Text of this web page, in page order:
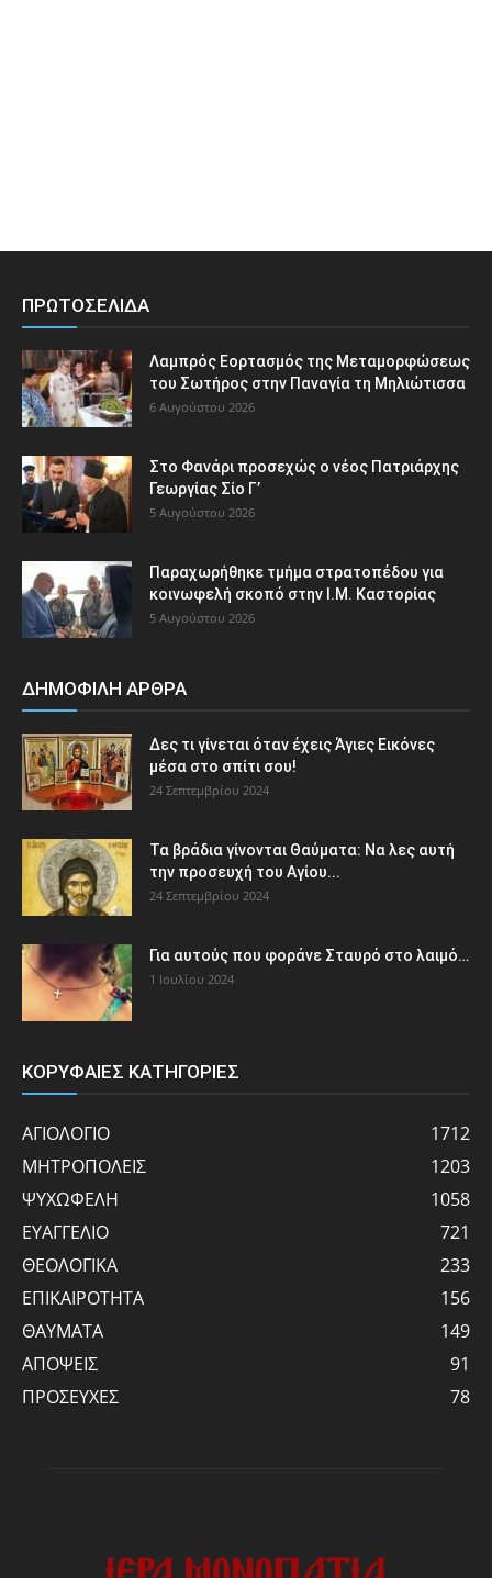
ΠΡΩΤΟΣΕΛΙΔΑ
Λαμπρός Εορτασμός της Μεταμορφώσεως
του Σωτήρος στην Παναγία τη Μηλιώτισσα
6 Αυγούστου 2026
Στο Φανάρι προσεχώς ο νέος Πατριάρχης
Γεωργίας Σίο Γ’
5 Αυγούστου 2026
Παραχωρήθηκε τμήμα στρατοπέδου για
κοινωφελή σκοπό στην Ι.Μ. Καστορίας
5 Αυγούστου 2026
ΔΗΜΟΦΙΛΗ ΑΡΘΡΑ
Δες τι γίνεται όταν έχεις Άγιες Εικόνες
μέσα στο σπίτι σου!
24 Σεπτεμβρίου 2024
Τα βράδια γίνονται Θαύματα: Να λες αυτή
την προσευχή του Αγίου...
24 Σεπτεμβρίου 2024
Για αυτούς που φοράνε Σταυρό στο λαιμό…
1 Ιουλίου 2024
ΚΟΡΥΦΑΙΕΣ ΚΑΤΗΓΟΡΙΕΣ
ΑΓΙΟΛΟΓΙΟ
1712
ΜΗΤΡΟΠΟΛΕΙΣ
1203
ΨΥΧΩΦΕΛΗ
1058
ΕΥΑΓΓΕΛΙΟ
721
ΘΕΟΛΟΓΙΚΑ
233
ΕΠΙΚΑΙΡΟΤΗΤΑ
156
ΘΑΥΜΑΤΑ
149
ΑΠΟΨΕΙΣ
91
ΠΡΟΣΕΥΧΕΣ
78